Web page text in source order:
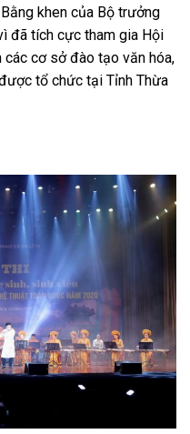
khen của Bộ trưởng
đã tích cực tham gia Hội
cơ sở đào tạo văn hóa,
tổ chức tại Tỉnh Thừa